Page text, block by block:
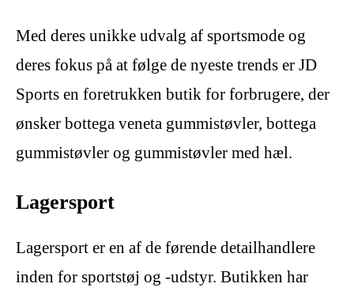
Med deres unikke udvalg af sportsmode og
deres fokus på at følge de nyeste trends er JD
Sports en foretrukken butik for forbrugere, der
ønsker bottega veneta gummistøvler, bottega
gummistøvler og gummistøvler med hæl.
Lagersport
Lagersport er en af ​​de førende detailhandlere
inden for sportstøj og -udstyr. Butikken har